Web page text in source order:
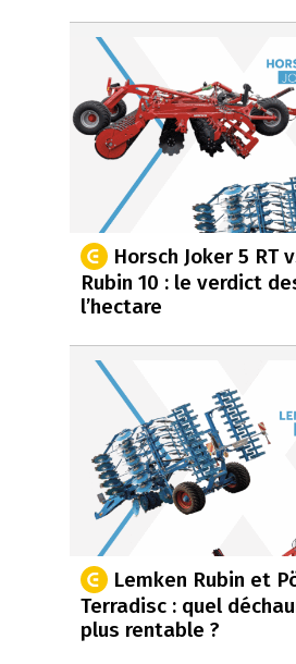
Horsch Joker 5 RT
Rubin 10 : le verdict
l’hectare
Lemken Rubin et
Terradisc : quel
plus rentable ?